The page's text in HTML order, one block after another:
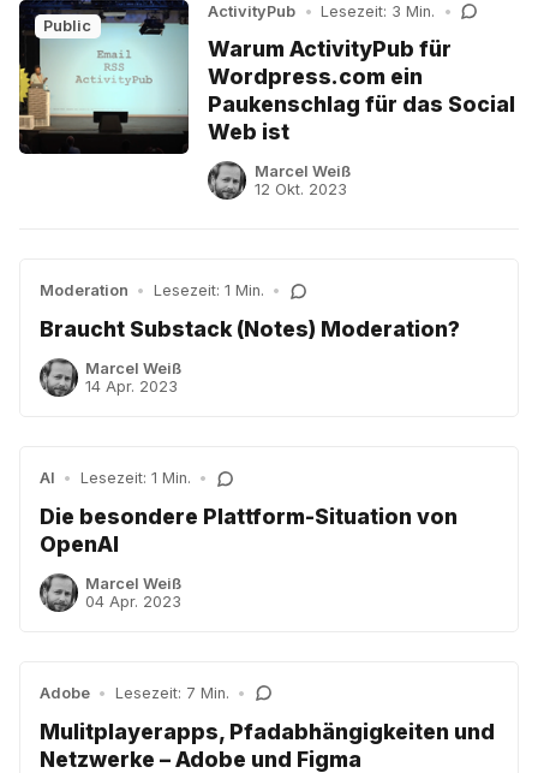
Public
ActivityPub • Lesezeit: 3 Min. •
Warum ActivityPub für
Wordpress.com ein
Paukenschlag für das Social
Web ist
Marcel Weiß
12 Okt. 2023
Moderation • Lesezeit: 1 Min. •
Braucht Substack (Notes) Moderation?
Marcel Weiß
14 Apr. 2023
AI • Lesezeit: 1 Min. •
Die besondere Plattform-Situation von
OpenAI
Marcel Weiß
04 Apr. 2023
Adobe • Lesezeit: 7 Min. •
Mulitplayerapps, Pfadabhängigkeiten und
Netzwerke – Adobe und Figma